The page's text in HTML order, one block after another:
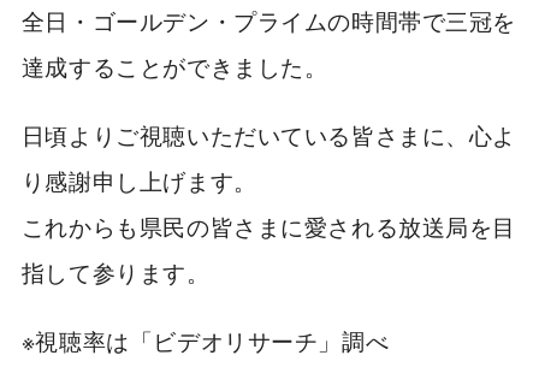
全日・ゴールデン・プライムの時間帯で三冠を
達成することができました。
日頃よりご視聴いただいている皆さまに、心よ
り感謝申し上げます。
これからも県民の皆さまに愛される放送局を目
指して参ります。
※視聴率は「ビデオリサーチ」調べ